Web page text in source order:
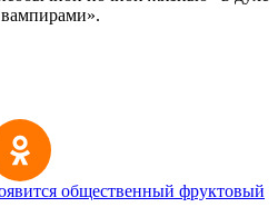
общественный фруктовый